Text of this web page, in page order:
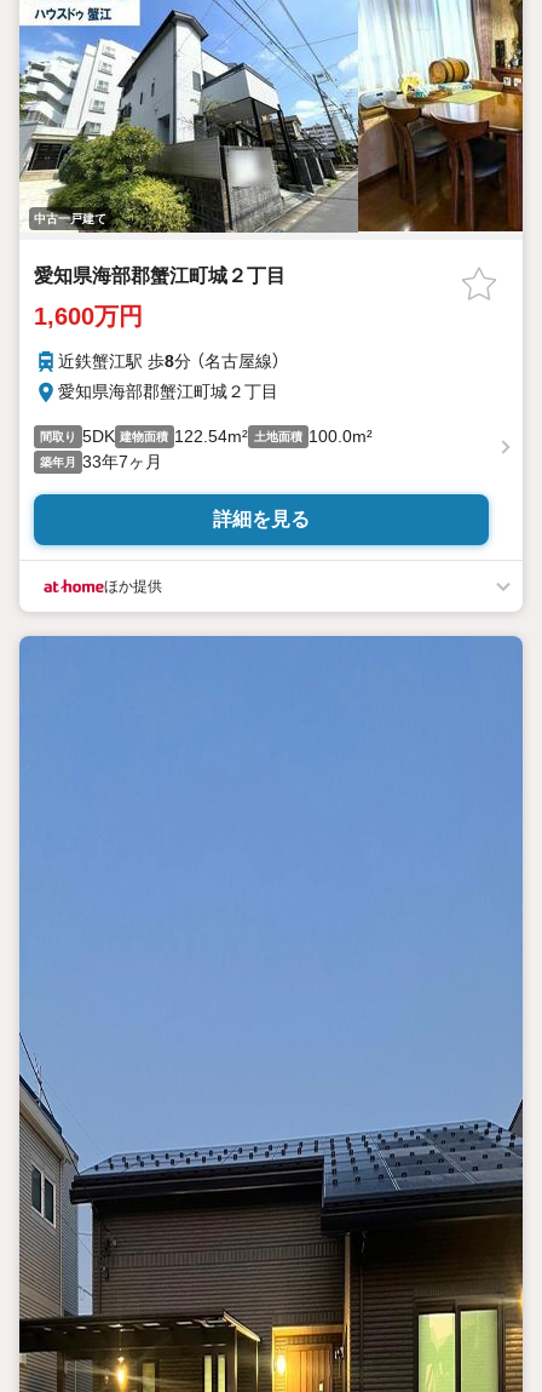
中古一戸建て
愛知県海部郡蟹江町城２丁目
1,600万円
近鉄蟹江駅 歩8分 （名古屋線）
愛知県海部郡蟹江町城２丁目
間取り 5DK 建物面積 122.54m² 土地面積 100.0m²
築年月 33年7ヶ月
詳細を見る
ほか提供